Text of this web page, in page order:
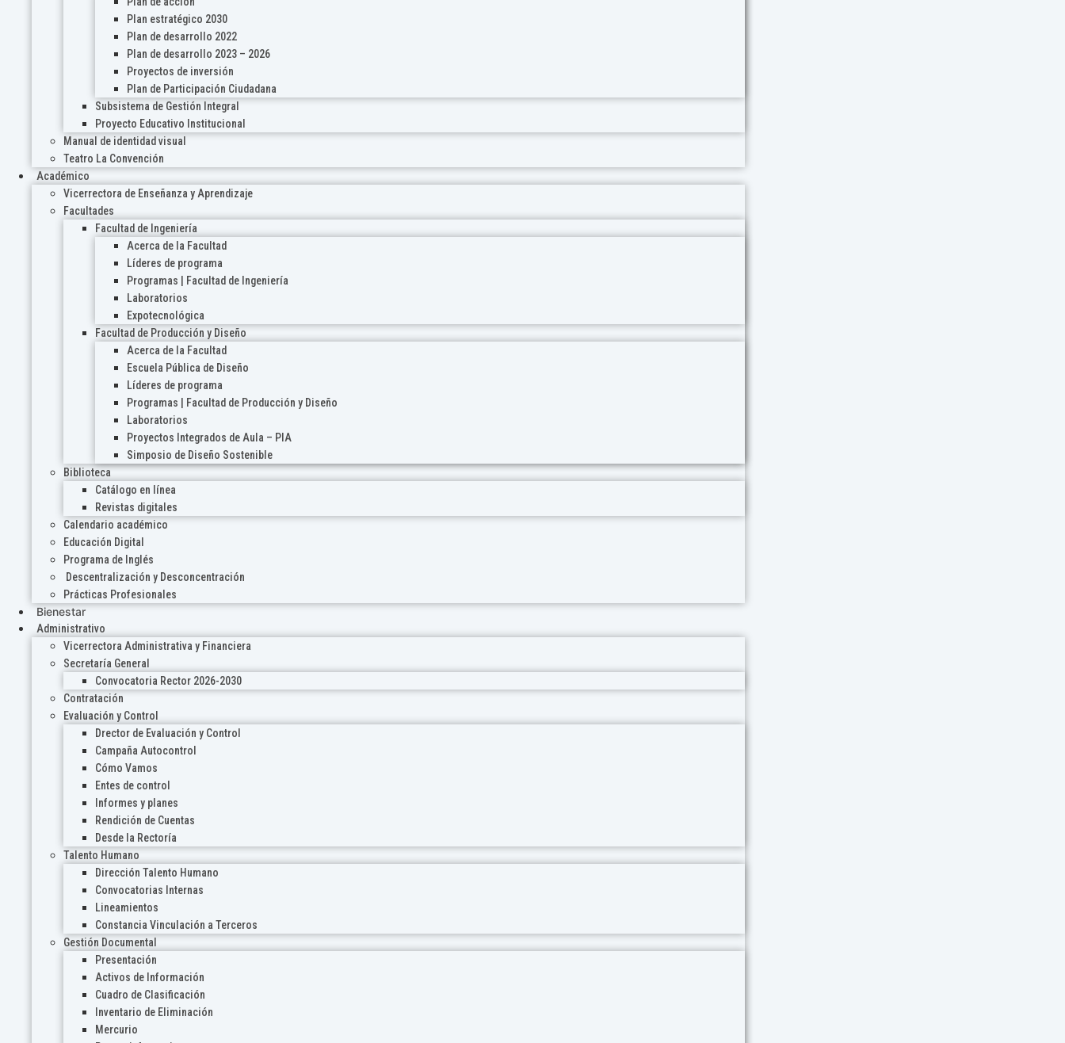
Plan estratégico 2030
Plan de desarrollo 2022
Plan de desarrollo 2023 – 2026
Proyectos de inversión
Plan de Participación Ciudadana
Subsistema de Gestión Integral
Proyecto Educativo Institucional
Manual de identidad visual
Teatro La Convención
Académico
Vicerrectora de Enseñanza y Aprendizaje
Facultades
Facultad de Ingeniería
Acerca de la Facultad
Líderes de programa
Programas | Facultad de Ingeniería
Laboratorios
Expotecnológica
Facultad de Producción y Diseño
Acerca de la Facultad
Escuela Pública de Diseño
Líderes de programa
Programas | Facultad de Producción y Diseño
Laboratorios
Proyectos Integrados de Aula – PIA
Simposio de Diseño Sostenible
Biblioteca
Catálogo en línea
Revistas digitales
Calendario académico
Educación Digital
Programa de Inglés
Descentralización y Desconcentración
Prácticas Profesionales
Bienestar
Administrativo
Vicerrectora Administrativa y Financiera
Secretaría General
Convocatoria Rector 2026-2030
Contratación
Evaluación y Control
Drector de Evaluación y Control
Campaña Autocontrol
Cómo Vamos
Entes de control
Informes y planes
Rendición de Cuentas
Desde la Rectoría
Talento Humano
Dirección Talento Humano
Convocatorias Internas
Lineamientos
Constancia Vinculación a Terceros
Gestión Documental
Presentación
Activos de Información
Cuadro de Clasificación
Inventario de Eliminación
Mercurio